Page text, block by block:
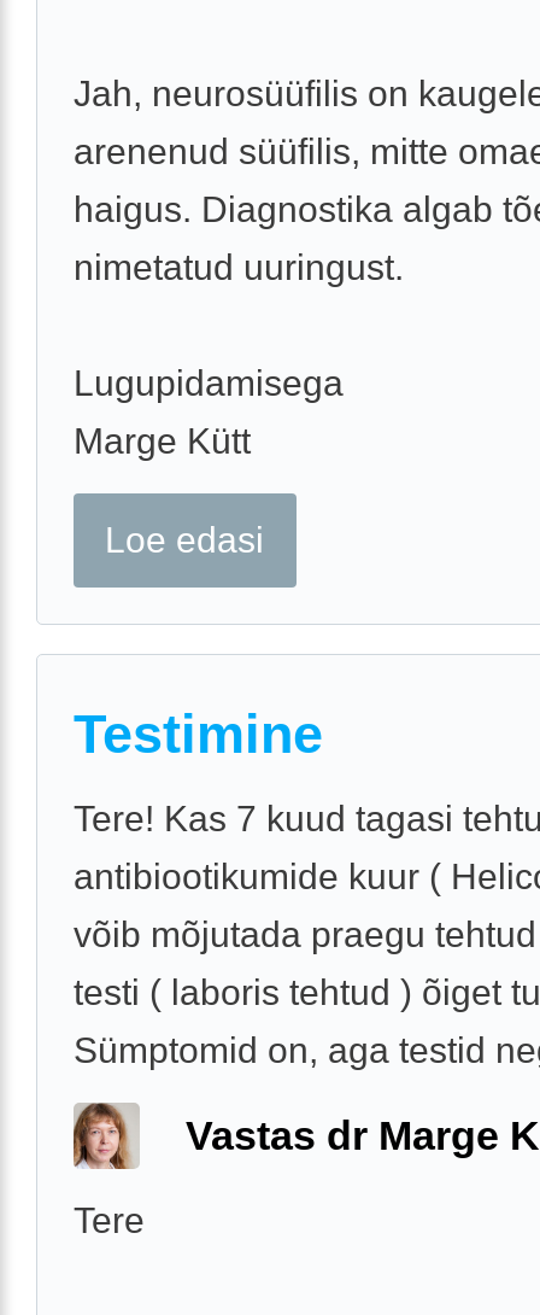
Jah, neurosüüfilis on
arenenud süüfilis, mitte
haigus. Diagnostika algab
nimetatud uuringust.
Lugupidamisega
Marge Kütt
Loe edasi
Testimine
Tere! Kas 7 kuud tagasi
antibiootikumide kuur (
võib mõjutada praegu
testi ( laboris tehtud ) õiget
Sümptomid on, aga testid
Vastas dr Marge
Tere